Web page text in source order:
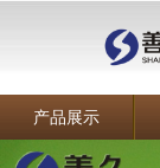
产品展示